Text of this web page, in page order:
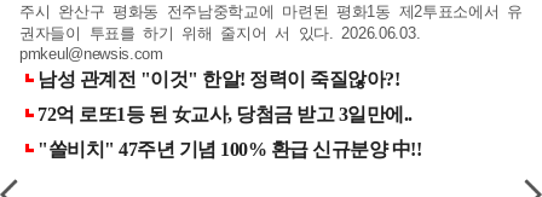
주시 완산구 평화동 전주남중학교에 마련된 평화1동 제2투표소에서 유
권자들이 투표를 하기 위해 줄지어 서 있다. 2026.06.03.
pmkeul@newsis.com